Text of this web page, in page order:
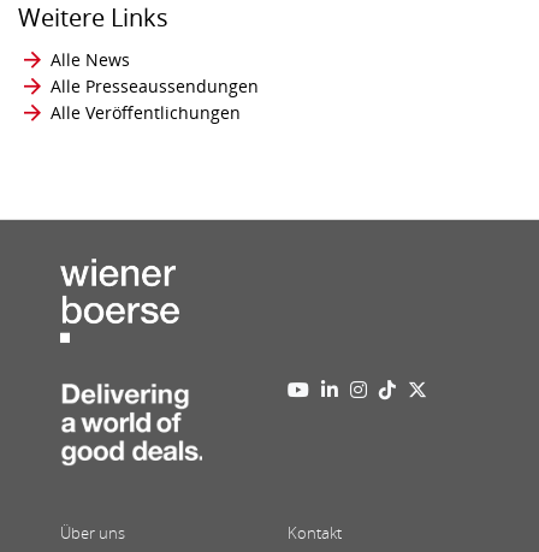
Weitere Links
Alle News
Alle Presseaussendungen
Alle Veröffentlichungen
Über uns Kontakt